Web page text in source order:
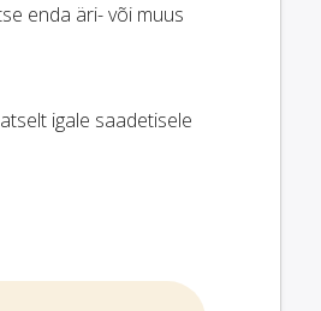
enda äri- või muus
igale saadetisele